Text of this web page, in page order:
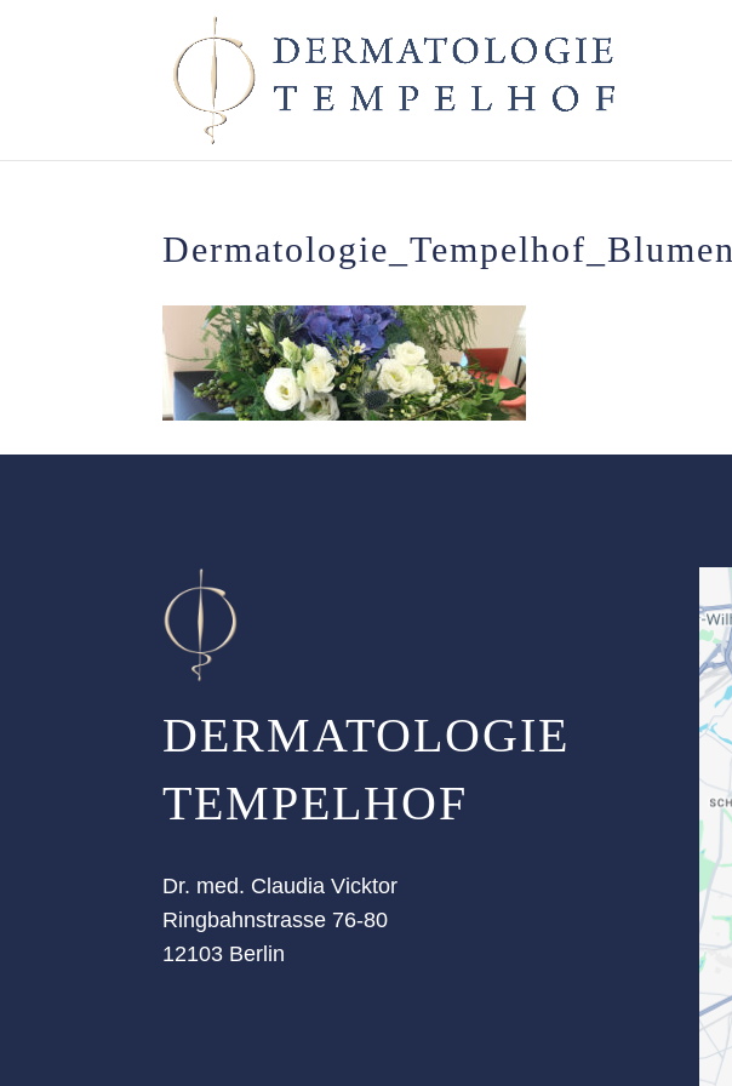
Dermatologie_Tempelhof_Blumen
DERMATOLOGIE
TEMPELHOF
Dr. med. Claudia Vicktor
Ringbahnstrasse 76-80
12103 Berlin